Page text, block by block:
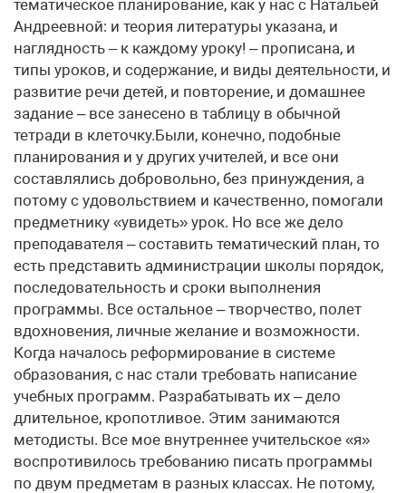
тематическое планирование, как у нас с Натальей
Андреевной: и теория литературы указана, и
наглядность – к каждому уроку! – прописана, и
типы уроков, и содержание, и виды деятельности, и
развитие речи детей, и повторение, и домашнее
задание – все занесено в таблицу в обычной
тетради в клеточку.Были, конечно, подобные
планирования и у других учителей, и все они
составлялись добровольно, без принуждения, а
потому с удовольствием и качественно, помогали
предметнику «увидеть» урок. Но все же дело
преподавателя – составить тематический план, то
есть представить администрации школы порядок,
последовательность и сроки выполнения
программы. Все остальное – творчество, полет
вдохновения, личные желание и возможности.
Когда началось реформирование в системе
образования, с нас стали требовать написание
учебных программ. Разрабатывать их – дело
длительное, кропотливое. Этим занимаются
методисты. Все мое внутреннее учительское «я»
воспротивилось требованию писать программы
по двум предметам в разных классах. Не потому,